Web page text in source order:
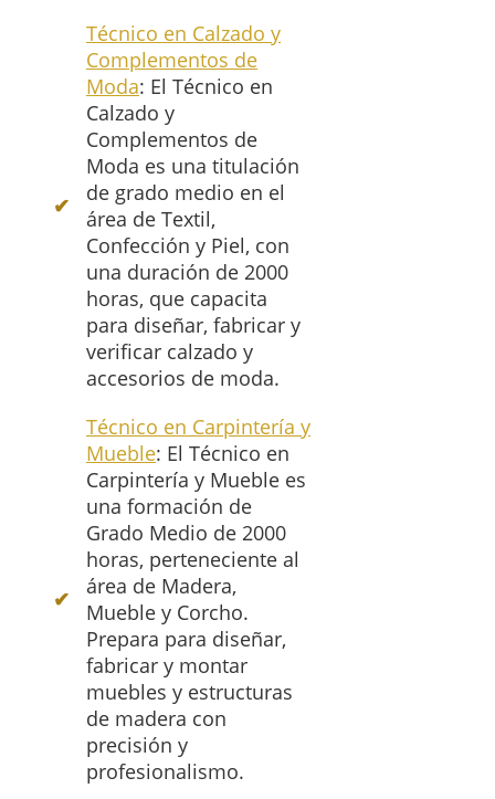
Técnico en Calzado y
Complementos de
Moda: El Técnico en
Calzado y
Complementos de
Moda es una titulación
de grado medio en el
área de Textil,
Confección y Piel, con
una duración de 2000
horas, que capacita
para diseñar, fabricar y
verificar calzado y
accesorios de moda.
Técnico en Carpintería y
Mueble: El Técnico en
Carpintería y Mueble es
una formación de
Grado Medio de 2000
horas, perteneciente al
área de Madera,
Mueble y Corcho.
Prepara para diseñar,
fabricar y montar
muebles y estructuras
de madera con
precisión y
profesionalismo.